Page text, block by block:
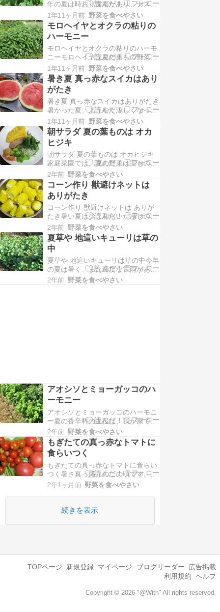
８本植えましたが、毎日、こんな感
じで採れました。下の写…
年の夏は時おり雷雨があり、ナスが
よく育っています。この調子だと秋
ナスも採れそうな感じです。今回
は、そのナス栽培の様子を家庭菜園
での一句を添えて紹介します。上の
写真は菜園の様子です。畝間には生
ゴミを入れたせいか、それが追肥効
果になっている感じで、よ…
1年11ヶ月前 野菜を食べやさい
モロヘイヤとオクラの粘りの
ハーモニー
モロヘイヤとオクラの粘りのハーモ
ニーモロヘイヤは夏の葉もの野菜で
す。刻んで叩くと粘りのある葉もの
野菜になります。一方、粘りのある
夏の野菜と言えばオクラがありま
す。今年は時おり雷雨があり、モロ
ヘイヤもオクラもよく育っていま
す。今回は、そんな様子を家庭菜園
での一句を添えて紹介します。…
1年11ヶ月前 野菜を食べやさい
暑き夏 真っ赤なスイカはあり
がたき
暑き夏 真っ赤なスイカはありがたき
暑かった夏、ようやく涼しくなった
感じです（笑）。そんな暑い夏でし
たが、スイカを作り食べましたの
で、家庭菜園での一句絵手紙を添え
て紹介します。上の写真は収穫物を
割ったところです。品種はブラック
ボンバーです。皮が厚く、雨が降っ
ても割れにくい感じで家庭…
1年11ヶ月前 野菜を食べやさい
朝サラダ 夏の葉ものは オカ
ヒジキ
朝サラダ 夏の葉ものは オカヒジキ
家庭菜園では、夏の野菜は実もの
（なりもの）と言われますが、葉も
のがあると最高です。そこで、我が
菜園では、オカヒジキを作り、利用
していますので、家庭菜園での一句
を添えて紹介します。上と下の写真
は、オカヒジキを添えた卵焼き入り
野菜サラダです。オカヒジ…
2年前 野菜を食べやさい
コーン作り 獣避けネットは
ありがたき
コーン作り 獣避けネットは ありが
たき暑い夏は少し和らいだ感じのす
るこの頃です。そんななか、今年も
コーンを作りましたので、その様子
を家庭菜園での一句を添えて紹介し
ます。上の写真は採りたての収穫物
を茹がいたコーンです。採りたての
コーンは、甘味と香りが強く美味し
いのは本当です。家庭菜…
2年前 野菜を食べやさい
夏草や 地這いキューリは草の
中
夏草や 地這いキューリは草の中今年
の夏は暑く、また適度な雷雨があ
り、野菜にも良いが、雑草の生育に
2年前 野菜を食べやさい
アオシソとミョーガッコのハ
ーモニー
アオシソとミョーガッコのハーモニ
ー夏の香辛料の主役は、我が家で
は、アオシソとミュウガですが、7
月にそれらを味わいましたので、そ
の様子を菜園での一句を添えて紹介
します。上の写真は菜園のアオシソ
の様子です。果樹（カボス）の東
側、すなわち、朝日が当たるが午後
は日陰になるところに5月に移…
2年前 野菜を食べやさい
もぎたての真っ赤なトマトに
食らいつく
もぎたての真っ赤なトマトに食らい
つく暑さ真っ盛りのこの頃です。我
が菜園は夏野菜の本番で、キュー
を紹介しているブログ記事もありま
激され、今回は、もぎたてのトマト
2年1ヶ月前 野菜を食べやさい
続きを表示
TOPページ 新規登録 マイページ ブログリーダー
広告掲載
利用規約 ヘルプ
Copyright © 2026 "@With" All rights reserved.